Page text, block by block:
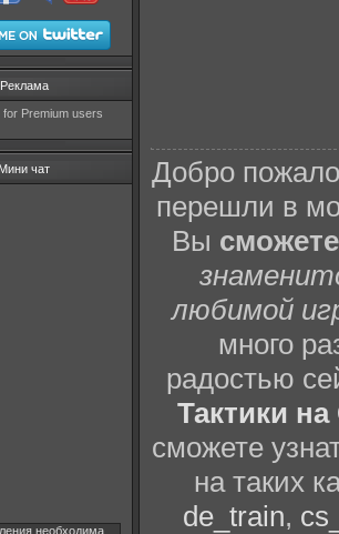
Реклама
Premium users
Мини чат
необходима
Добро
перешли в
Вы
любимой
много
радостью
Тактики
сможете
на таких
de_train,